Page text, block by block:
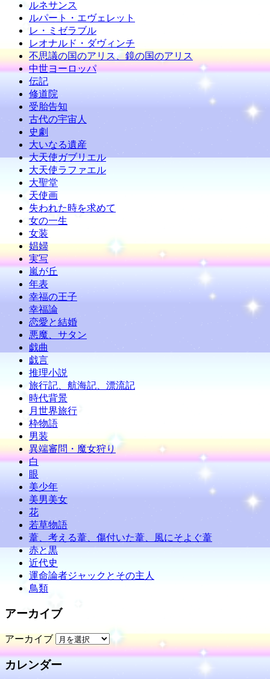
ルネサンス
ルパート・エヴェレット
レ・ミゼラブル
レオナルド・ダヴィンチ
不思議の国のアリス、鏡の国のアリス
中世ヨーロッパ
伝記
修道院
受胎告知
古代の宇宙人
史劇
大いなる遺産
大天使ガブリエル
大天使ラファエル
大聖堂
天使画
失われた時を求めて
女の一生
女装
娼婦
実写
嵐が丘
年表
幸福の王子
幸福論
恋愛と結婚
悪魔、サタン
戯曲
戯言
推理小説
旅行記、航海記、漂流記
時代背景
月世界旅行
枠物語
男装
異端審問・魔女狩り
白
眼
美少年
美男美女
花
若草物語
葦、考える葦、傷付いた葦、風にそよぐ葦
赤と黒
近代史
運命論者ジャックとその主人
鳥類
アーカイブ
アーカイブ
カレンダー